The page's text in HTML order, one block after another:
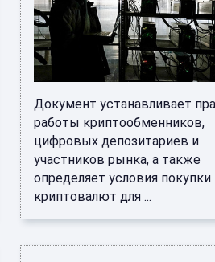
Документ устанавливает
работы криптообменников,
цифровых депозитариев и
участников рынка, а также
определяет условия покупки
криптовалют для ...